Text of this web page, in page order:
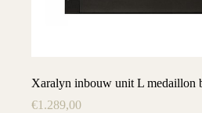
Xaralyn inbouw unit L medaillon
€1.289,00